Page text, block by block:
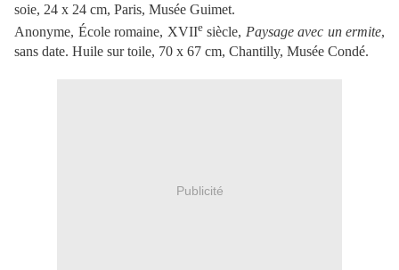
soie, 24 x 24 cm, Paris, Musée Guimet.
Anonyme, École romaine, XVIIesiècle, Paysage avec un ermite,
sans date. Huile sur toile, 70 x 67 cm, Chantilly, Musée Condé.
Publicité